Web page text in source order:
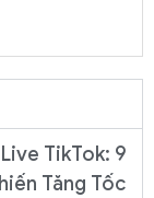
TikTok: 9
Tăng Tốc